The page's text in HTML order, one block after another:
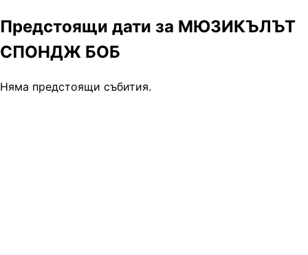
Предстоящи дати за МЮЗИКЪЛЪТ
СПОНДЖ БОБ
Няма предстоящи събития.